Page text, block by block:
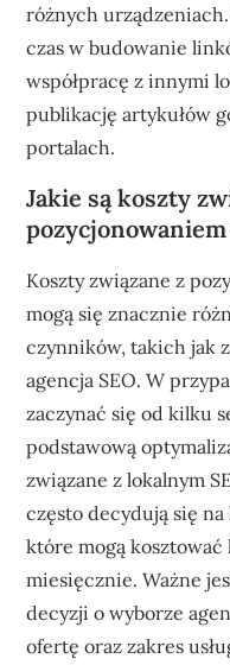
różnych
czas w budowanie
współpracę z innymi
publikację artykułów
portalach.
Jakie są koszty
Koszty związane z
mogą się znacznie
czynników, takich jak
agencja SEO. W
zaczynać się od kilku
podstawową
związane z lokalnym
często decydują się na
które mogą kosztować
miesięcznie. Ważne
decyzji o wyborze
ofertę oraz zakres